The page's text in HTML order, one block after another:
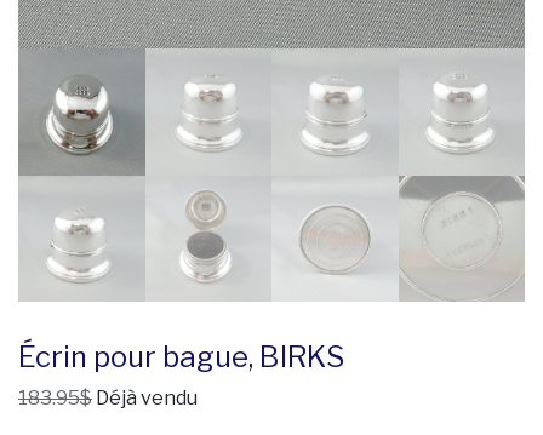
Écrin pour bague, BIRKS
183.95$ Déjà vendu